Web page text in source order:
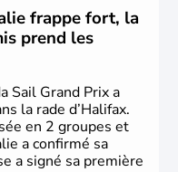
processus qui s'est
autochtone des Inuits,
découvert qu'au début
dans le Grand
frappe fort, la
prend les
Sail Grand Prix a
la rade d’Halifax.
en 2 groupes et
a confirmé sa
a signé sa première